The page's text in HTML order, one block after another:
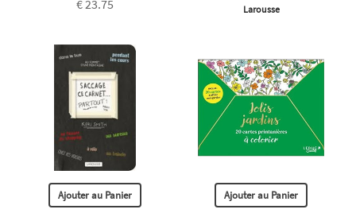
€ 23.75 Larousse
Ajouter au Panier Ajouter au Panier